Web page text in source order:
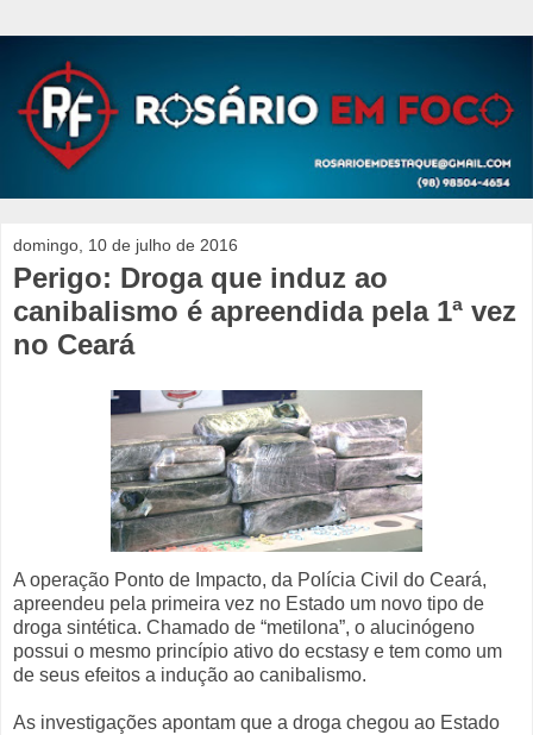
domingo, 10 de julho de 2016
Perigo: Droga que induz ao
canibalismo é apreendida pela 1ª vez
no Ceará
A operação Ponto de Impacto, da Polícia Civil do Ceará,
apreendeu pela primeira vez no Estado um novo tipo de
droga sintética. Chamado de “metilona”, o alucinógeno
possui o mesmo princípio ativo do ecstasy e tem como um
de seus efeitos a indução ao canibalismo.
As investigações apontam que a droga chegou ao Estado